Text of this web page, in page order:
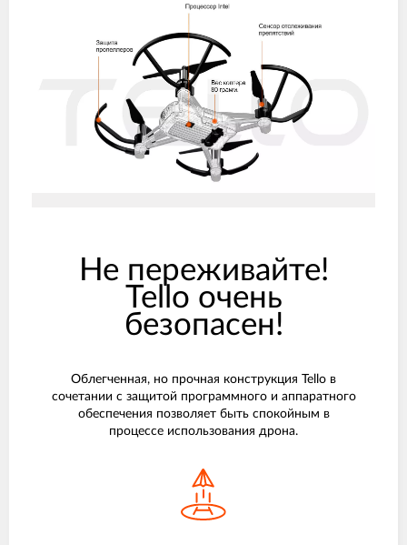
Не переживайте!
Tello очень
безопасен!
Облегченная, но прочная конструкция Tello в
сочетании с защитой программного и аппаратного
обеспечения позволяет быть спокойным в
процессе использования дрона.